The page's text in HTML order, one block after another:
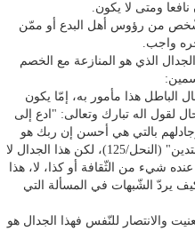
نافعا ومتى لا يكون.
الشّخص من رؤوس أهل البدع أو ممّن
واجب.
الذي هو المنازعة مع الخصم
الباطل هذا مأمور به، إمّا يكون
لقول اله تبارك وتعالى: "ادع إلى
بالتي هي أحسن إن ربك هو
أعلم بمن ضل عن سبيله وهو أعلم بالمهتدين" (النحل/125)، لكن هذا الجدال لا
شيء من الثّقافة أو كذا، لا، هذا
يردّ الشّبهات في المسألة التي
والانتصار للنّفس فهذا الجدال هو